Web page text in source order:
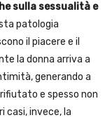
sulla sessualità e
patologia
il piacere e il
la donna arriva a
generando a
e spesso non
casi, invece, la